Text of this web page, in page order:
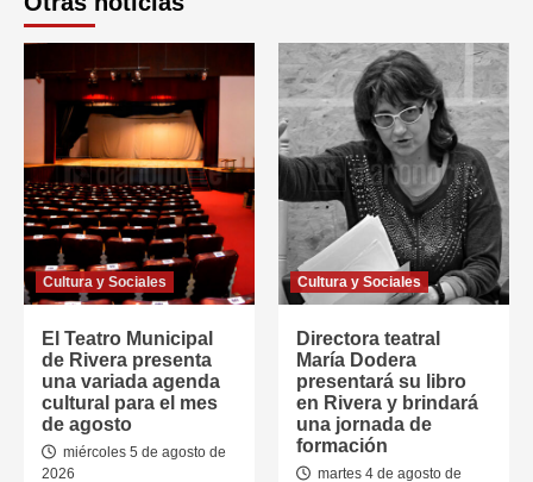
Cultura y Sociales
El Teatro Municipal
de Rivera presenta
una variada agenda
cultural para el mes
de agosto
miércoles 5 de agosto de
2026
Cultura y Sociales
Directora teatral
María Dodera
presentará su libro
en Rivera y brindará
una jornada de
formación
martes 4 de agosto de